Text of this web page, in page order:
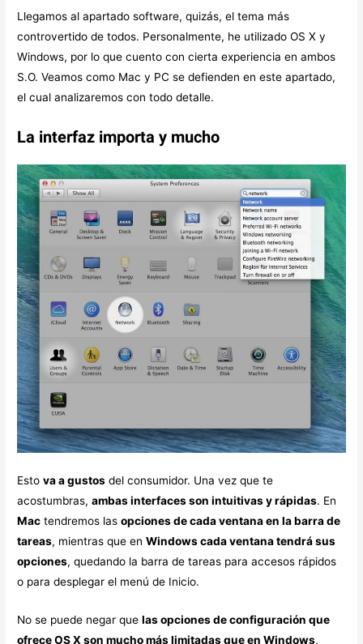
Llegamos al apartado software, quizás, el tema más
controvertido de todos. Personalmente, he utilizado OS X y
Windows, por lo que cuento con cierta experiencia en ambos
S.O. Veamos como Mac y PC se defienden en este apartado,
el cual analizaremos con todo detalle.
La interfaz importa y mucho
Estova a gustos del consumidor. Una vez que te
acostumbras,ambas interfaces son intuitivas y rápidas. En
Mac tendremos lasopciones de cada ventana en la barra de
tareas, mientras que enWindows cada ventana tendrá sus
opciones, quedando la barra de tareas para accesos rápidos
o para desplegar el menú de Inicio.
No se puede negar quelas opciones de configuración que
ofrece OS X son mucho más limitadas que en Windows,